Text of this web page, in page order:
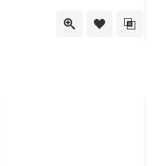
Quick ViewAdd to Add